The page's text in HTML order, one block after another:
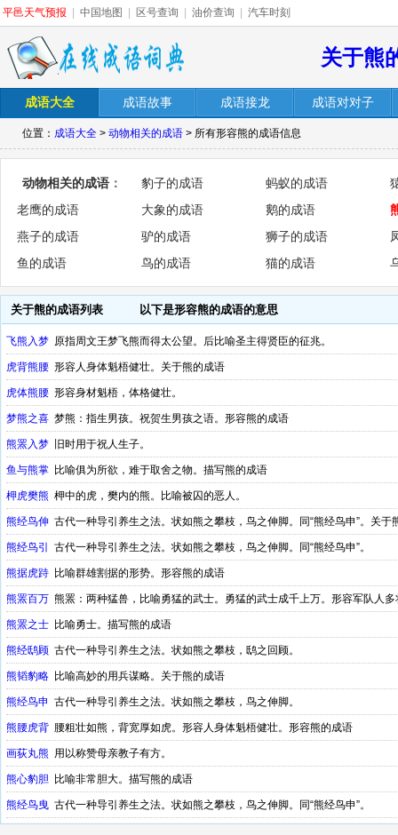
平邑天气预报 中国地图 区号查询 油价查询 汽车时刻
关于熊
成语大全 成语故事 成语接龙 成语对对子
位置： 成语大全 > 动物相关的成语 > 所有形容熊的成语信息
动物相关的成语 ： 豹子的成语 蚂蚁的成语
老鹰的成语
大象的成语 鹅的成语
燕子的成语
驴的成语 狮子的成语
鱼的成语
鸟的成语 猫的成语
关于熊的成语列表 以下是形容熊的成语的意思
飞熊入梦 原指周文王梦飞熊而得太公望。后比喻圣主得贤臣的征兆。
虎背熊腰 形容人身体魁梧健壮。关于熊的成语
虎体熊腰 形容身材魁梧，体格健壮。
梦熊之喜 梦熊：指生男孩。祝贺生男孩之语。形容熊的成语
熊罴入梦 旧时用于祝人生子。
鱼与熊掌 比喻俱为所欲，难于取舍之物。描写熊的成语
柙虎樊熊 柙中的虎，樊内的熊。比喻被囚的恶人。
熊经鸟伸 古代一种导引养生之法。状如熊之攀枝，鸟之伸脚。同“熊经鸟申”。关于
熊经鸟引 古代一种导引养生之法。状如熊之攀枝，鸟之伸脚。同“熊经鸟申”。
熊据虎跱 比喻群雄割据的形势。形容熊的成语
熊罴百万 熊罴：两种猛兽，比喻勇猛的武士。勇猛的武士成千上万。形容军队人
熊罴之士 比喻勇士。描写熊的成语
熊经鸱顾 古代一种导引养生之法。状如熊之攀枝，鸱之回顾。
熊韬豹略 比喻高妙的用兵谋略。关于熊的成语
熊经鸟申 古代一种导引养生之法。状如熊之攀枝，鸟之伸脚。
熊腰虎背 腰粗壮如熊，背宽厚如虎。形容人身体魁梧健壮。形容熊的成语
画荻丸熊 用以称赞母亲教子有方。
熊心豹胆 比喻非常胆大。描写熊的成语
熊经鸟曳 古代一种导引养生之法。状如熊之攀枝，鸟之伸脚。同“熊经鸟申”。